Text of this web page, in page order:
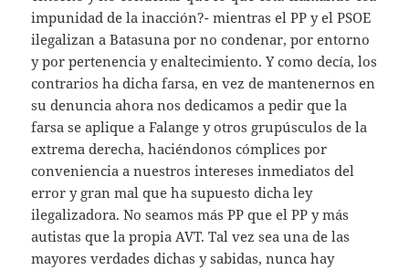
impunidad de la inacción?- mientras el PP y el PSOE
ilegalizan a Batasuna por no condenar, por entorno
y por pertenencia y enaltecimiento. Y como decía, los
contrarios ha dicha farsa, en vez de mantenernos en
su denuncia ahora nos dedicamos a pedir que la
farsa se aplique a Falange y otros grupúsculos de la
extrema derecha, haciéndonos cómplices por
conveniencia a nuestros intereses inmediatos del
error y gran mal que ha supuesto dicha ley
ilegalizadora. No seamos más PP que el PP y más
autistas que la propia AVT. Tal vez sea una de las
mayores verdades dichas y sabidas, nunca hay